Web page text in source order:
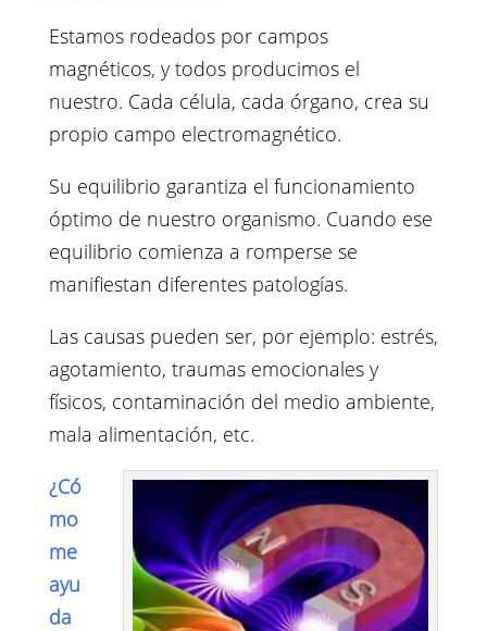
Estamos rodeados por campos
magnéticos, y todos producimos el
nuestro. Cada célula, cada órgano, crea su
propio campo electromagnético.
Su equilibrio garantiza el funcionamiento
óptimo de nuestro organismo. Cuando ese
equilibrio comienza a romperse se
manifiestan diferentes patologías.
Las causas pueden ser, por ejemplo: estrés,
agotamiento, traumas emocionales y
físicos, contaminación del medio ambiente,
mala alimentación, etc.
¿Có
mo
me
ayu
da